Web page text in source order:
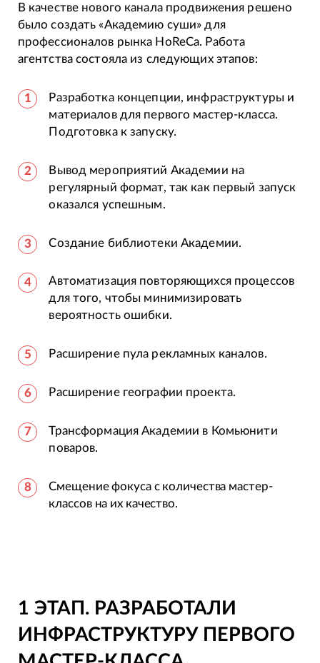
В качестве нового канала продвижения решено
было создать «Академию суши» для
профессионалов рынка HoReCa. Работа
агентства состояла из следующих этапов:
Разработка концепции, инфраструктуры и
материалов для первого мастер-класса.
Подготовка к запуску.
Вывод мероприятий Академии на
регулярный формат, так как первый запуск
оказался успешным.
Создание библиотеки Академии.
Автоматизация повторяющихся процессов
для того, чтобы минимизировать
вероятность ошибки.
Расширение пула рекламных каналов.
Расширение географии проекта.
Трансформация Академии в Комьюнити
поваров.
Смещение фокуса с количества мастер-
классов на их качество.
1 ЭТАП. РАЗРАБОТАЛИ
ИНФРАСТРУКТУРУ ПЕРВОГО